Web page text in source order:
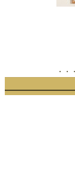
・・